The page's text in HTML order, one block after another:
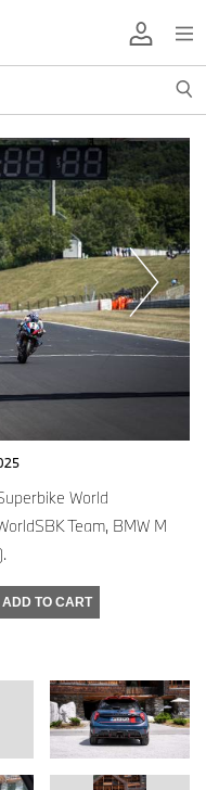
World
Team, BMW M
ADD TO CART